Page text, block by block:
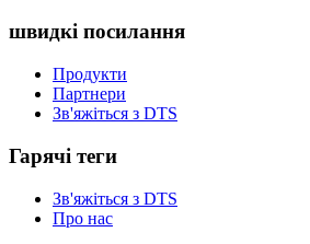
швидкі посилання
Продукти
Партнери
Зв'яжіться з DTS
Гарячі теги
Зв'яжіться з DTS
Про нас